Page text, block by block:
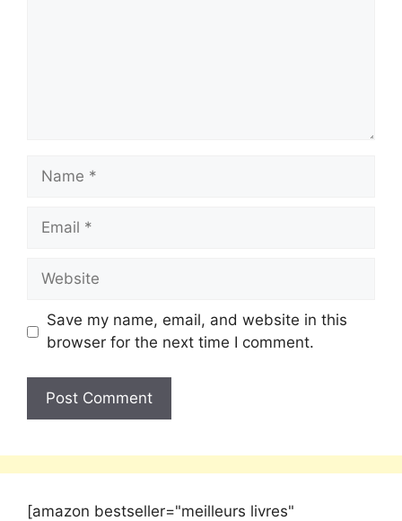
Save my name, email, and website in this
browser for the next time I comment.
[amazon bestseller="meilleurs livres"